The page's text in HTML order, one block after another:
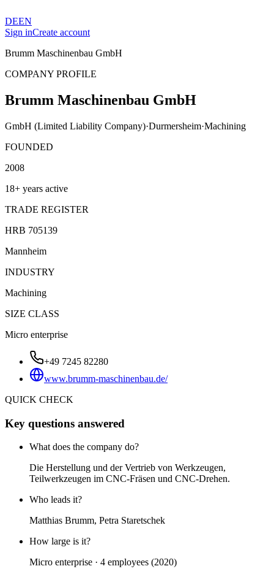
DEEN
Sign inCreate account
Brumm Maschinenbau GmbH
COMPANY PROFILE
Brumm Maschinenbau GmbH
GmbH (Limited Liability Company)·Durmersheim·Machining
FOUNDED
2008
18+ years active
TRADE REGISTER
HRB 705139
Mannheim
INDUSTRY
Machining
SIZE CLASS
Micro enterprise
+49 7245 82280
www.brumm-maschinenbau.de/
QUICK CHECK
Key questions answered
What does the company do?
Die Herstellung und der Vertrieb von Werkzeugen,
Teilwerkzeugen im CNC-Fräsen und CNC-Drehen.
Who leads it?
Matthias Brumm, Petra Staretschek
How large is it?
Micro enterprise · 4 employees (2020)